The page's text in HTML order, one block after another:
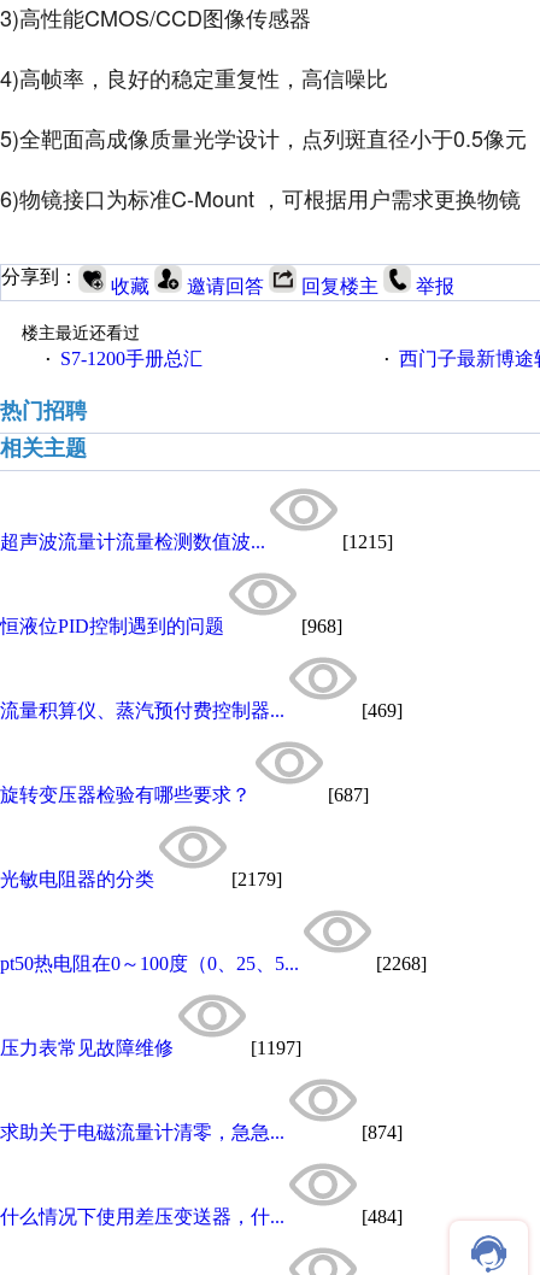
3)高性能CMOS/CCD图像传感器
4)高帧率，良好的稳定重复性，高信噪比
5)全靶面高成像质量光学设计，点列斑直径小于0.5像元
6)物镜接口为标准C-Mount ，可根据用户需求更换物镜
分享到： 收藏 邀请回答 回复楼主 举报
楼主最近还看过
·
S7-1200手册总汇 · 西门子最新博途软
热门招聘
相关主题
超声波流量计流量检测数值波... [1215]
恒液位PID控制遇到的问题 [968]
流量积算仪、蒸汽预付费控制器... [469]
旋转变压器检验有哪些要求？ [687]
光敏电阻器的分类 [2179]
pt50热电阻在0～100度（0、25、5... [2268]
压力表常见故障维修 [1197]
求助关于电磁流量计清零，急急... [874]
什么情况下使用差压变送器，什... [484]